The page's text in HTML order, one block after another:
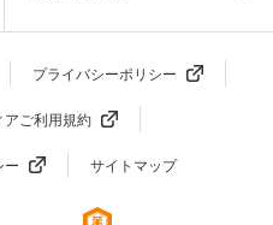
プライバシーポリシー
アご利用規約
ー サイトマップ